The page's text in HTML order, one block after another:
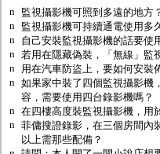
商品目錄
限時促銷特惠專案
IP網路攝影機及錄放影機
AHD DVR數位錄放影機
AHD半球型(適用屋內)
AHD中小型紅外線攝影機(適
AHD防護罩型攝影機(適用屋
距離遠）
AHD特殊功能型攝影機
旋轉型攝影機.旋轉台
n
監視攝影機可照到多遠的地方
n
監視攝影機可持續通電使用多
n
自己安裝監視攝影機的話要使
n 若用在隱藏偽裝，「無線」監
n
用在汽車防盜上，要如何安裝
n 如果家中裝了四個監視攝影機
容，需要使用四台錄影機嗎？
n 在四樓高度裝監視攝影機，用
n 菲傭搜證錄影，在三個房間內
以上需那些配備？